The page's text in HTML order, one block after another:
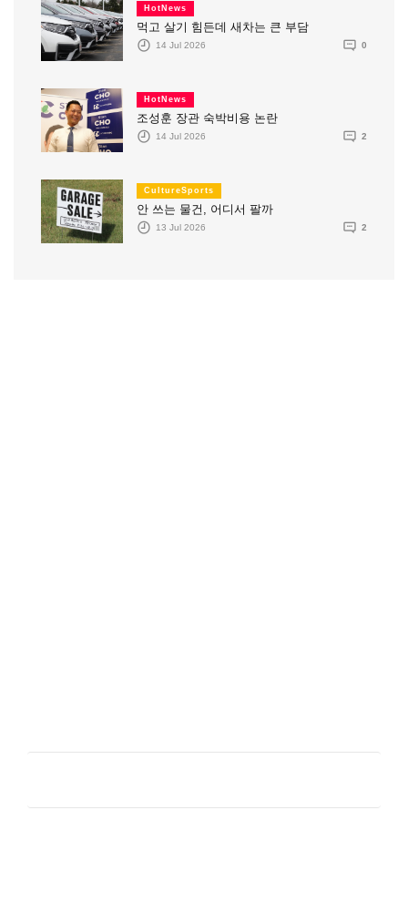
HotNews
먹고 살기 힘든데 새차는 큰 부담
14 Jul 2026 0
HotNews
조성훈 장관 숙박비용 논란
14 Jul 2026 2
CultureSports
안 쓰는 물건, 어디서 팔까
13 Jul 2026 2